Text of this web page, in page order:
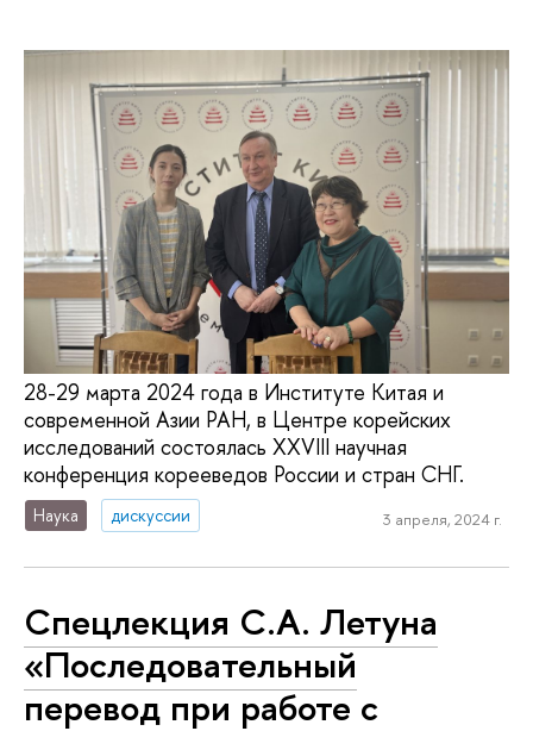
28-29 марта 2024 года в Институте Китая и
современной Азии РАН, в Центре корейских
исследований состоялась XXVIII научная
конференция корееведов России и стран СНГ.
Наука дискуссии 3 апреля, 2024 г.
Спецлекция С.А. Летуна
«Последовательный
перевод при работе с